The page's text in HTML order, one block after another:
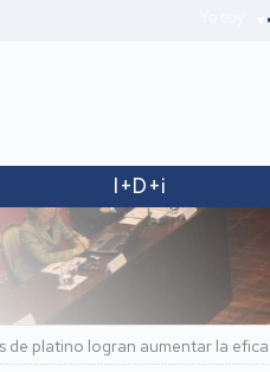
I+D+i
de platino logran aumentar la